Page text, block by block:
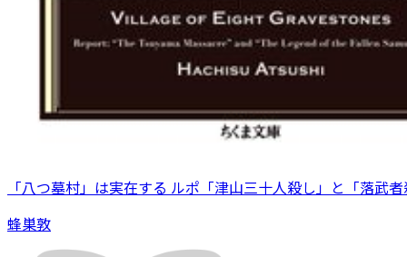
「八つ墓村」は実在する ルポ「津山三十人殺し」と「落武
蜂巣敦